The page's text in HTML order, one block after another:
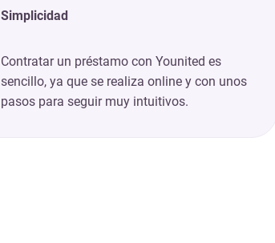
Simplicidad
Contratar un préstamo con Younited es
sencillo, ya que se realiza online y con unos
pasos para seguir muy intuitivos.